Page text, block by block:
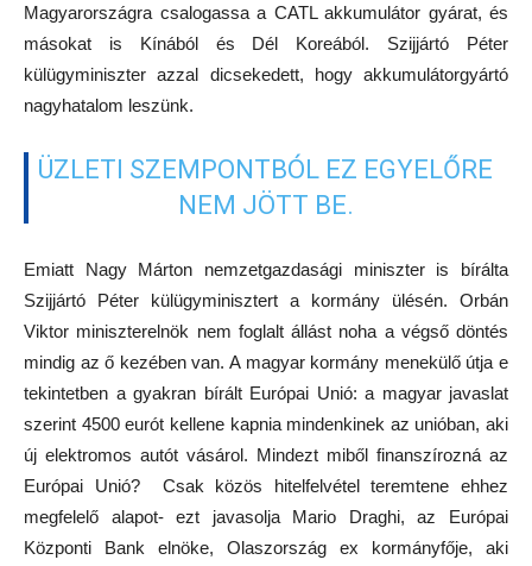
Magyarországra csalogassa a CATL akkumulátor gyárat, és
másokat is Kínából és Dél Koreából. Szijjártó Péter
külügyminiszter azzal dicsekedett, hogy akkumulátorgyártó
nagyhatalom leszünk.
ÜZLETI SZEMPONTBÓL EZ EGYELŐRE
NEM JÖTT BE.
Emiatt Nagy Márton nemzetgazdasági miniszter is bírálta
Szijjártó Péter külügyminisztert a kormány ülésén. Orbán
Viktor miniszterelnök nem foglalt állást noha a végső döntés
mindig az ő kezében van. A magyar kormány menekülő útja e
tekintetben a gyakran bírált Európai Unió: a magyar javaslat
szerint 4500 eurót kellene kapnia mindenkinek az unióban, aki
új elektromos autót vásárol. Mindezt miből finanszírozná az
Európai Unió? Csak közös hitelfelvétel teremtene ehhez
megfelelő alapot- ezt javasolja Mario Draghi, az Európai
Központi Bank elnöke, Olaszország ex kormányfője, aki